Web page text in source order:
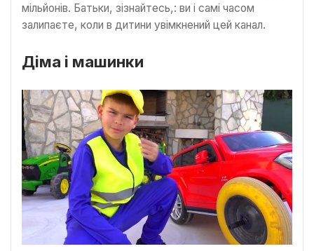
мільйонів. Батьки, зізнайтесь,: ви і самі часом
залипаєте, коли в дитини увімкнений цей канал.
Діма і машинки